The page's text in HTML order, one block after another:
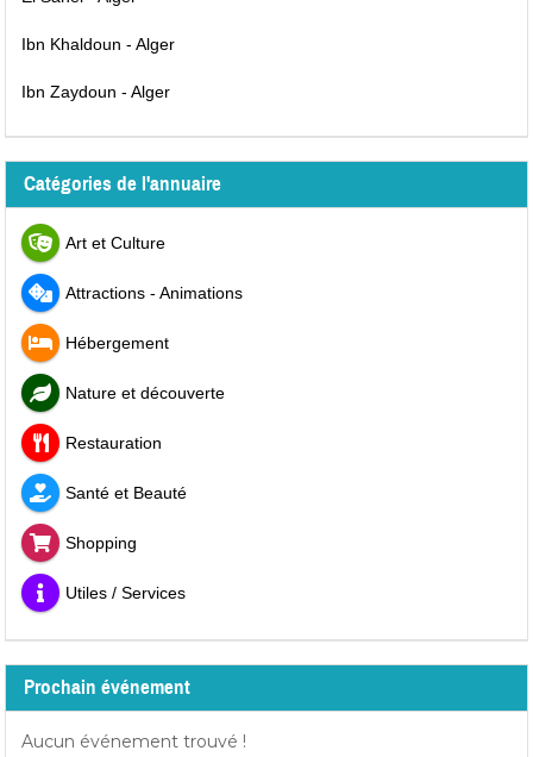
Ibn Khaldoun - Alger
Ibn Zaydoun - Alger
Catégories de l'annuaire
Art et Culture
Attractions - Animations
Hébergement
Nature et découverte
Restauration
Santé et Beauté
Shopping
Utiles / Services
Prochain événement
Aucun événement trouvé !